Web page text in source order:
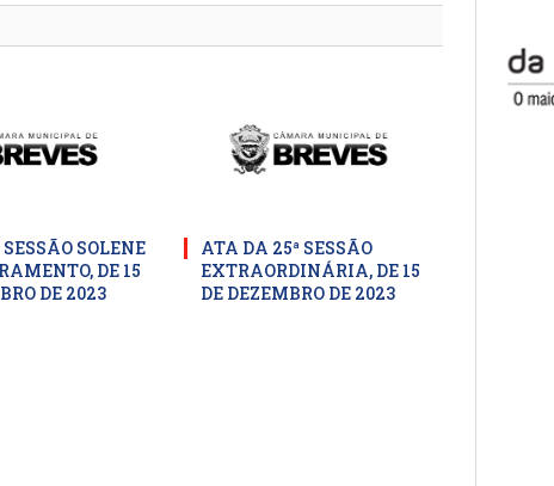
SOLENE
DE 15
DE 2023
ATA DA 25ª SESSÃO
EXTRAORDINÁRIA, DE 15
DE DEZEMBRO DE 2023